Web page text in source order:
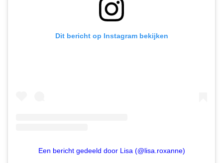
Dit bericht op Instagram bekijken
Een bericht gedeeld door Lisa (@lisa.roxanne)